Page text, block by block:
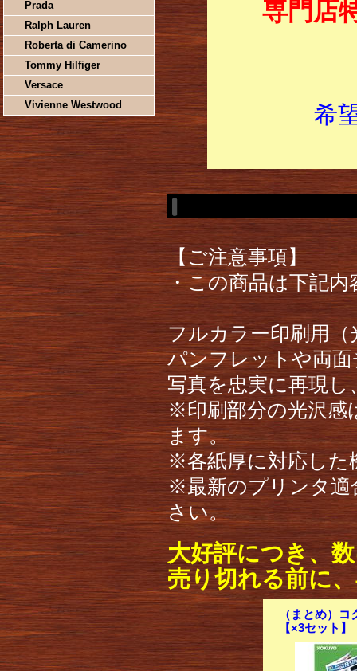
Prada
Ralph Lauren
Roberta di Camerino
Tommy Hilfiger
Versace
Vivienne Westwood
専門店
希
【ご注意事項】
・この商品は下記
フルカラー印刷用（
パンフレットや両
写真を忠実に再現
※印刷部分の光沢感
ます。
※各紙厚に対応した
※最新のプリンタ適
さい。
大好評につき、
売り切れる前に
（まとめ）
【×3セット】